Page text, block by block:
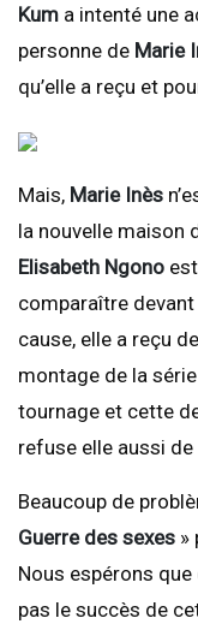
Kum a intenté une
personne de Marie
qu’elle a reçu et
Mais, Marie Inès
la nouvelle maison
Elisabeth Ngono
comparaître
cause, elle a reçu
montage de la série
tournage et cette
refuse elle aussi
Beaucoup de
Guerre des sexes »
Nous espérons
pas le succès de